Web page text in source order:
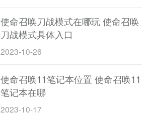
使命召唤刀战模式在哪玩 使命召唤
刀战模式具体入口
2023-10-26
使命召唤11笔记本位置 使命召唤11
笔记本在哪
2023-10-17